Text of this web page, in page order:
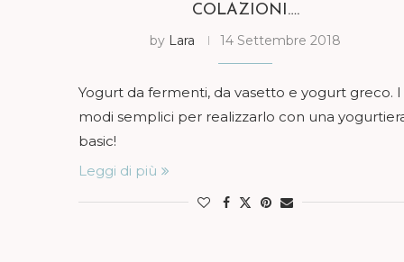
COLAZIONI….
by Lara 14 Settembre 2018
Yogurt da fermenti, da vasetto e yogurt greco. I
modi semplici per realizzarlo con una
basic!
Leggi di più